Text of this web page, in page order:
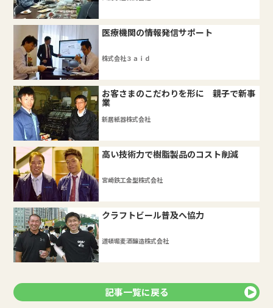
医療機関の情報発信サポート
株式会社３ａｉｄ
お客さまのこだわりを形に 親子で新事
業
新居紙器株式会社
高い技術力で樹脂製品のコスト削減
宮崎鉄工金型株式会社
クラフトビール普及へ協力
道頓堀麦酒醸造株式会社
記事一覧に戻る